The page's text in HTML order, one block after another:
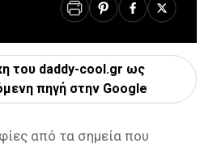
του daddy-cool.gr ως
πηγή στην Google
από τα σημεία που